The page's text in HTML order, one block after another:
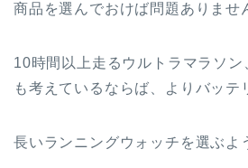
商品を選んでおけば問題ありませ
10時間以上走るウルトラマラソ
も考えているならば、よりバッテ
長いランニングウォッチを選ぶよ